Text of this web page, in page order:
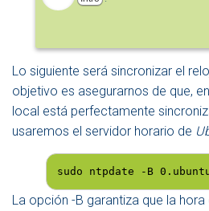
Lo siguiente será sincronizar el
objetivo es asegurarnos de que,
local está perfectamente
usaremos el servidor horario de
sudo ntpdate -B
La opción -B garantiza que la